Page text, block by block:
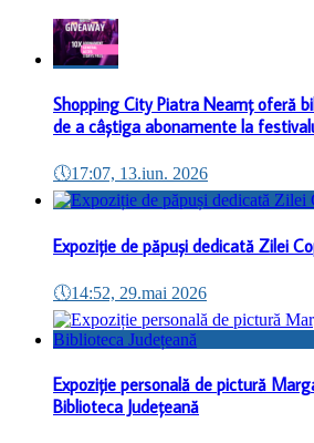
Shopping City Piatra Neamț oferă
de a câștiga abonamente la
🕔17:07, 13.iun. 2026
Expoziție de păpuși dedicată Zilei
🕔14:52, 29.mai 2026
Expoziție personală de pictură
Biblioteca Județeană